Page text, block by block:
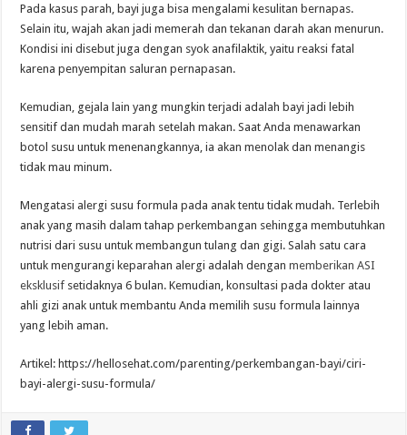
Pada kasus parah, bayi juga bisa mengalami kesulitan bernapas.
Selain itu, wajah akan jadi memerah dan tekanan darah akan menurun.
Kondisi ini disebut juga dengan syok anafilaktik, yaitu reaksi fatal
karena penyempitan saluran pernapasan.
Kemudian, gejala lain yang mungkin terjadi adalah bayi jadi lebih
sensitif dan mudah marah setelah makan. Saat Anda menawarkan
botol susu untuk menenangkannya, ia akan menolak dan menangis
tidak mau minum.
Mengatasi alergi susu formula pada anak tentu tidak mudah. Terlebih
anak yang masih dalam tahap perkembangan sehingga membutuhkan
nutrisi dari susu untuk membangun tulang dan gigi. Salah satu cara
untuk mengurangi keparahan alergi adalah denganmemberikan ASI
eksklusif setidaknya 6 bulan. Kemudian, konsultasi pada dokter atau
ahli gizi anak untuk membantu Anda memilih susu formula lainnya
yang lebih aman.
Artikel: https://hellosehat.com/parenting/perkembangan-bayi/ciri-
bayi-alergi-susu-formula/